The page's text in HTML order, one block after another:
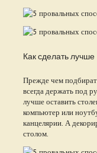
Как сделать лучше
Прежде чем
всегда держать под
лучше оставить
компьютер или
канцелярии. А
столом.